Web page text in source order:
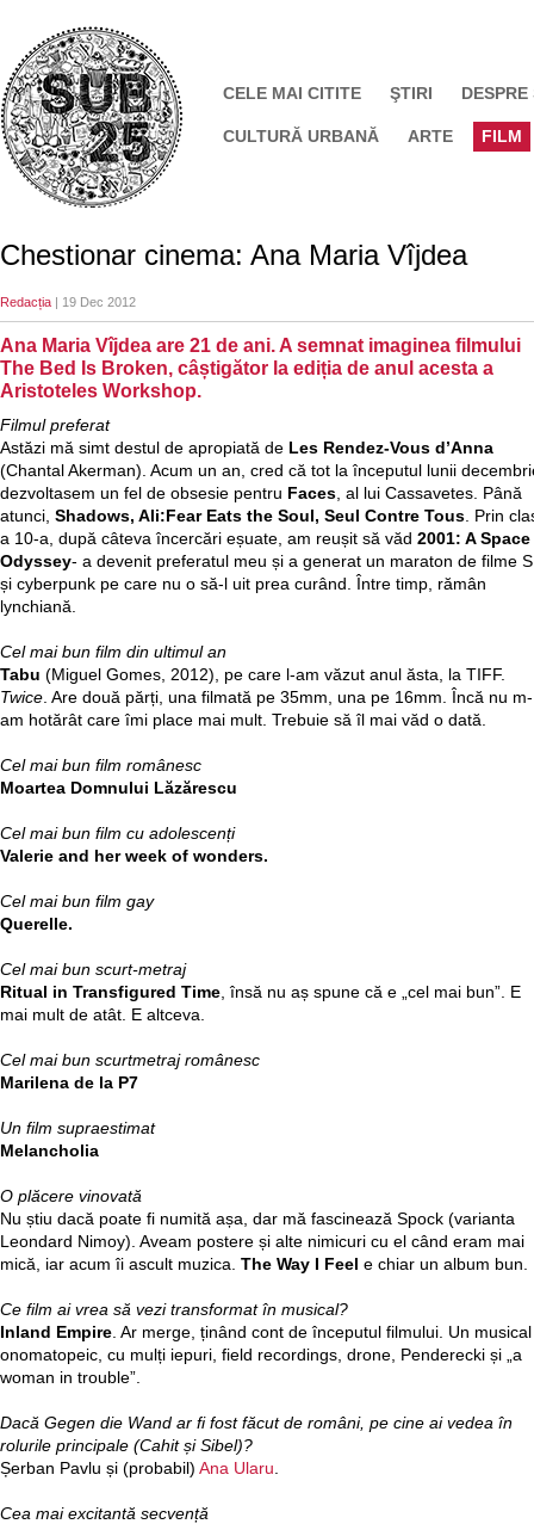
CELE MAI CITITE ŞTIRI DESPRE
CULTURĂ URBANĂ ARTE FILM
Chestionar cinema: Ana Maria Vîjdea
Redacția | 19 Dec 2012
Ana Maria Vîjdea are 21 de ani. A semnat imaginea filmului
The Bed Is Broken, câștigător la ediția de anul acesta a
Aristoteles Workshop.
Filmul preferat
Astăzi mă simt destul de apropiată de Les Rendez-Vous d’Anna
(Chantal Akerman). Acum un an, cred că tot la începutul lunii
dezvoltasem un fel de obsesie pentru Faces, al lui Cassavetes. Până
atunci, Shadows, Ali:Fear Eats the Soul, Seul Contre Tous. Prin
a 10-a, după câteva încercări eșuate, am reușit să văd 2001: A Space
Odyssey- a devenit preferatul meu și a generat un maraton de filme
și cyberpunk pe care nu o să-l uit prea curând. Între timp, rămân
lynchiană.
Cel mai bun film din ultimul an
Tabu (Miguel Gomes, 2012), pe care l-am văzut anul ăsta, la TIFF.
Twice. Are două părți, una filmată pe 35mm, una pe 16mm. Încă nu m-
am hotărât care îmi place mai mult. Trebuie să îl mai văd o dată.
Cel mai bun film românesc
Moartea Domnului Lăzărescu
Cel mai bun film cu adolescenți
Valerie and her week of wonders.
Cel mai bun film gay
Querelle.
Cel mai bun scurt-metraj
Ritual in Transfigured Time, însă nu aș spune că e „cel mai bun”. E
mai mult de atât. E altceva.
Cel mai bun scurtmetraj românesc
Marilena de la P7
Un film supraestimat
Melancholia
O plăcere vinovată
Nu știu dacă poate fi numită așa, dar mă fascinează Spock (varianta
Leondard Nimoy). Aveam postere și alte nimicuri cu el când eram mai
mică, iar acum îi ascult muzica. The Way I Feel e chiar un album bun.
Ce film ai vrea să vezi transformat în musical?
Inland Empire. Ar merge, ținând cont de începutul filmului. Un musical
onomatopeic, cu mulți iepuri, field recordings, drone, Penderecki și „a
woman in trouble”.
Dacă Gegen die Wand ar fi fost făcut de români, pe cine ai vedea în
rolurile principale (Cahit și Sibel)?
Șerban Pavlu și (probabil) Ana Ularu.
Cea mai excitantă secvență